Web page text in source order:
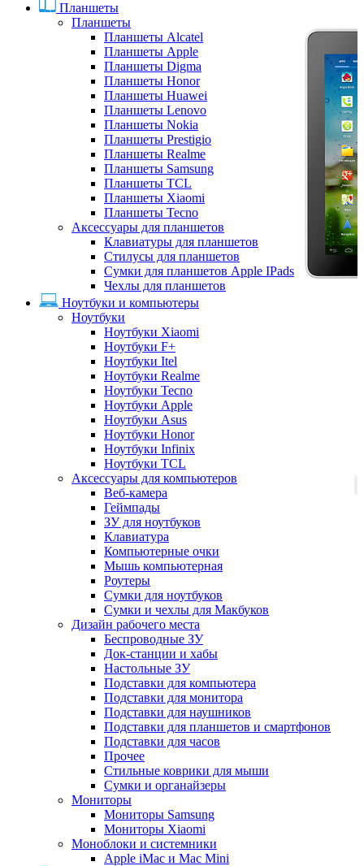
Планшеты
Планшеты
Планшеты Alcatel
Планшеты Apple
Планшеты Digma
Планшеты Honor
Планшеты Huawei
Планшеты Lenovo
Планшеты Nokia
Планшеты Prestigio
Планшеты Realme
Планшеты Samsung
Планшеты TCL
Планшеты Xiaomi
Планшеты Tecno
Аксессуары для планшетов
Клавиатуры для планшетов
Стилусы для планшетов
Сумки для планшетов Apple IPads
Чехлы для планшетов
Ноутбуки и компьютеры
Ноутбуки
Ноутбуки Xiaomi
Ноутбуки F+
Ноутбуки Itel
Ноутбуки Realme
Ноутбуки Tecno
Ноутбуки Apple
Ноутбуки Asus
Ноутбуки Honor
Ноутбуки Infinix
Ноутбуки TCL
Аксессуары для компьютеров
Веб-камера
Геймпады
ЗУ для ноутбуков
Клавиатура
Компьютерные очки
Мышь компьютерная
Роутеры
Сумки для ноутбуков
Сумки и чехлы для Макбуков
Дизайн рабочего места
Беспроводные ЗУ
Док-станции и хабы
Настольные ЗУ
Подставки для компьютера
Подставки для монитора
Подставки для наушников
Подставки для планшетов и смартфонов
Подставки для часов
Прочее
Стильные коврики для мыши
Сумки и органайзеры
Мониторы
Мониторы Samsung
Мониторы Xiaomi
Моноблоки и системники
Apple iMac и Mac Mini